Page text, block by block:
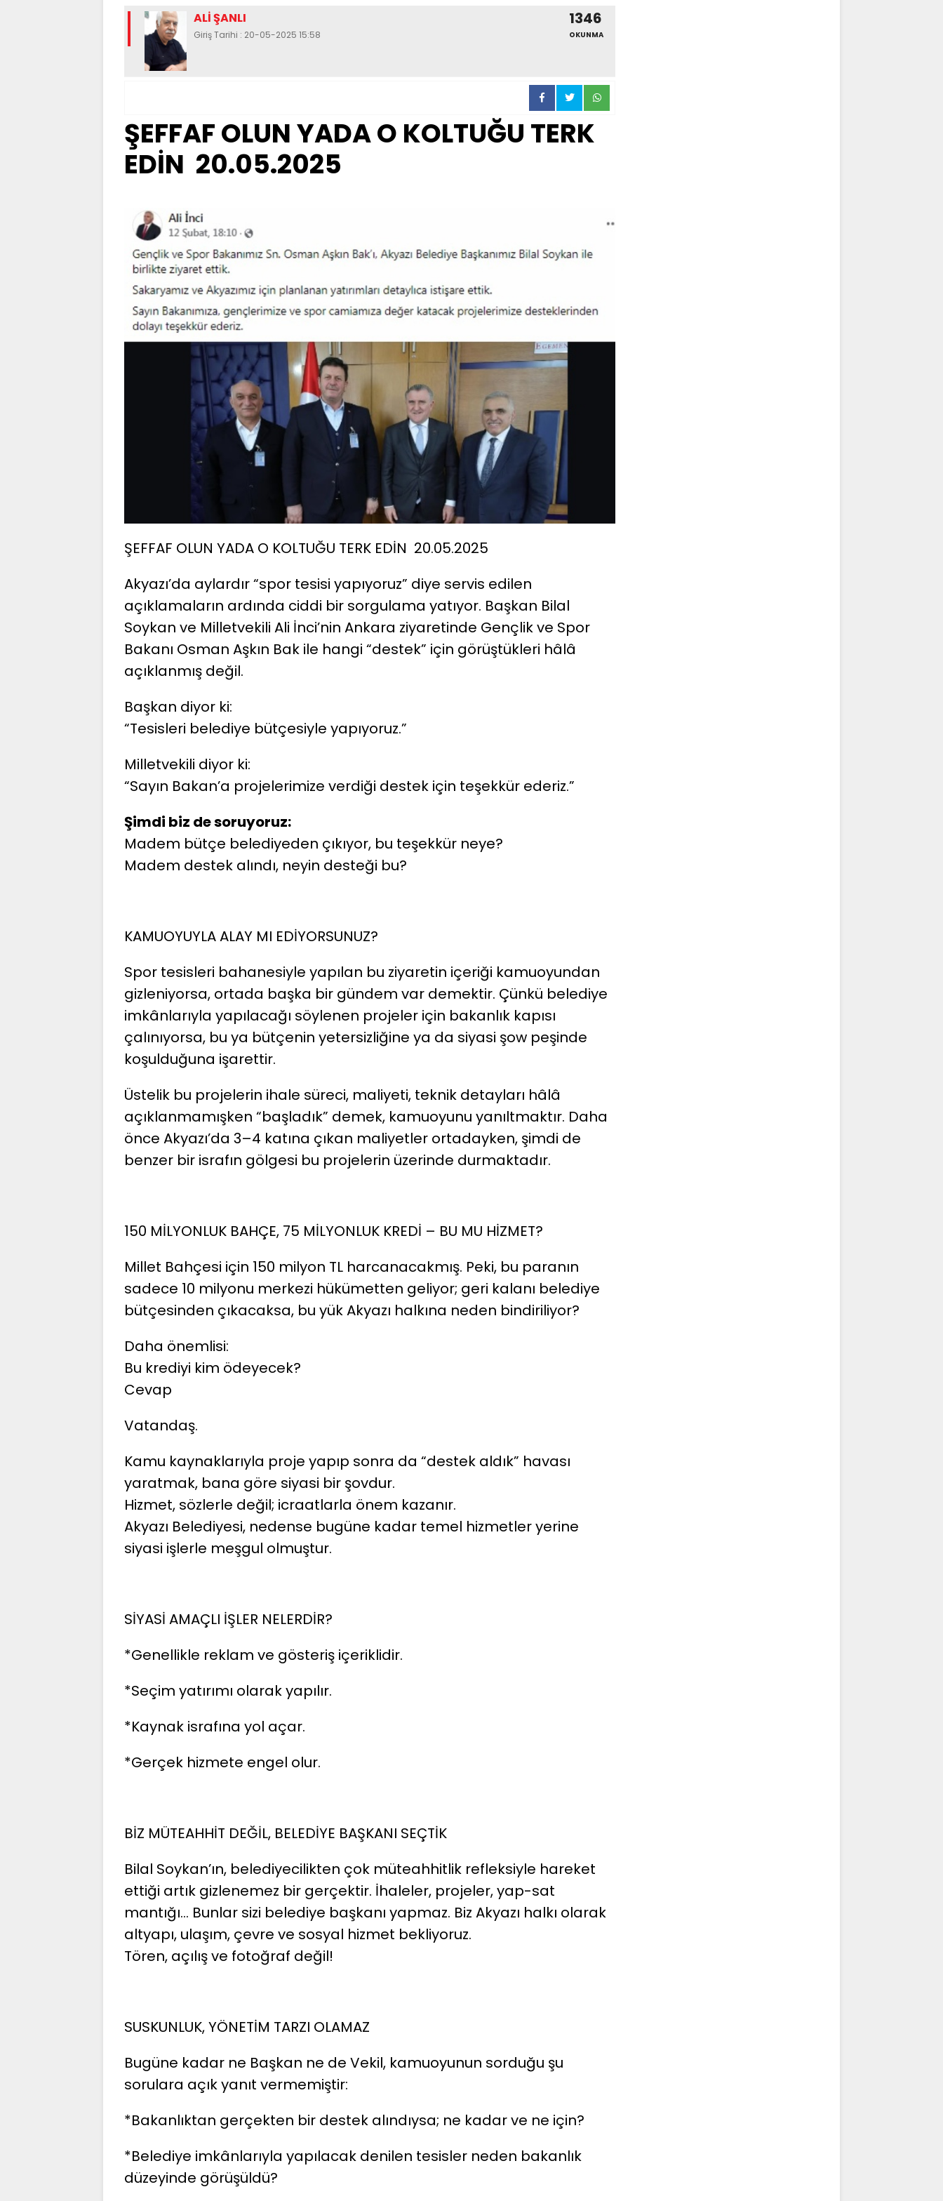
ALİ ŞANLI
Giriş Tarihi : 20-05-2025 15:58
1346
OKUNMA
ŞEFFAF OLUN YADA O KOLTUĞU TERK
EDİN 20.05.2025
ŞEFFAF OLUN YADA O KOLTUĞU TERK EDİN 20.05.2025
Akyazı’da aylardır “spor tesisi yapıyoruz” diye servis edilen
açıklamaların ardında ciddi bir sorgulama yatıyor. Başkan Bilal
Soykan ve Milletvekili Ali İnci’nin Ankara ziyaretinde Gençlik ve Spor
Bakanı Osman Aşkın Bak ile hangi “destek” için görüştükleri hâlâ
açıklanmış değil.
Başkan diyor ki:
“Tesisleri belediye bütçesiyle yapıyoruz.”
Milletvekili diyor ki:
“Sayın Bakan’a projelerimize verdiği destek için teşekkür ederiz.”
Şimdi biz de soruyoruz:
Madem bütçe belediyeden çıkıyor, bu teşekkür neye?
Madem destek alındı, neyin desteği bu?
KAMUOYUYLA ALAY MI EDİYORSUNUZ?
Spor tesisleri bahanesiyle yapılan bu ziyaretin içeriği kamuoyundan
gizleniyorsa, ortada başka bir gündem var demektir. Çünkü belediye
imkânlarıyla yapılacağı söylenen projeler için bakanlık kapısı
çalınıyorsa, bu ya bütçenin yetersizliğine ya da siyasi şow peşinde
koşulduğuna işarettir.
Üstelik bu projelerin ihale süreci, maliyeti, teknik detayları hâlâ
açıklanmamışken “başladık” demek, kamuoyunu yanıltmaktır. Daha
önce Akyazı’da 3–4 katına çıkan maliyetler ortadayken, şimdi de
benzer bir israfın gölgesi bu projelerin üzerinde durmaktadır.
150 MİLYONLUK BAHÇE, 75 MİLYONLUK KREDİ – BU MU HİZMET?
Millet Bahçesi için 150 milyon TL harcanacakmış. Peki, bu paranın
sadece 10 milyonu merkezi hükümetten geliyor; geri kalanı belediye
bütçesinden çıkacaksa, bu yük Akyazı halkına neden bindiriliyor?
Daha önemlisi:
Bu krediyi kim ödeyecek?
Cevap
Vatandaş.
Kamu kaynaklarıyla proje yapıp sonra da “destek aldık” havası
yaratmak, bana göre siyasi bir şovdur.
Hizmet, sözlerle değil; icraatlarla önem kazanır.
Akyazı Belediyesi, nedense bugüne kadar temel hizmetler yerine
siyasi işlerle meşgul olmuştur.
SİYASİ AMAÇLI İŞLER NELERDİR?
*Genellikle reklam ve gösteriş içeriklidir.
*Seçim yatırımı olarak yapılır.
*Kaynak israfına yol açar.
*Gerçek hizmete engel olur.
BİZ MÜTEAHHİT DEĞİL, BELEDİYE BAŞKANI SEÇTİK
Bilal Soykan’ın, belediyecilikten çok müteahhitlik refleksiyle hareket
ettiği artık gizlenemez bir gerçektir. İhaleler, projeler, yap-sat
mantığı… Bunlar sizi belediye başkanı yapmaz. Biz Akyazı halkı olarak
altyapı, ulaşım, çevre ve sosyal hizmet bekliyoruz.
Tören, açılış ve fotoğraf değil!
SUSKUNLUK, YÖNETİM TARZI OLAMAZ
Bugüne kadar ne Başkan ne de Vekil, kamuoyunun sorduğu şu
sorulara açık yanıt vermemiştir:
*Bakanlıktan gerçekten bir destek alındıysa; ne kadar ve ne için?
*Belediye imkânlarıyla yapılacak denilen tesisler neden bakanlık
düzeyinde görüşüldü?